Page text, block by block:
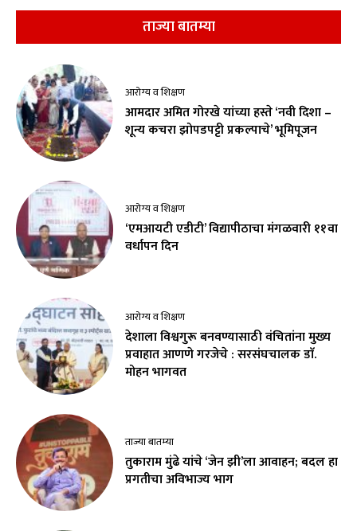
ताज्या बातम्या
आरोग्य व शिक्षण
आमदार अमित गोरखे यांच्या हस्ते ‘नवी दिशा –
शून्य कचरा झोपडपट्टी प्रकल्पाचे’ भूमिपूजन
आरोग्य व शिक्षण
‘एमआयटी एडीटी’ विद्यापीठाचा मंगळवारी ११वा
वर्धापन दिन
आरोग्य व शिक्षण
देशाला विश्वगुरू बनवण्यासाठी वंचितांना मुख्य
प्रवाहात आणणे गरजेचे : सरसंघचालक डाॅ.
मोहन भागवत
ताज्या बातम्या
तुकाराम मुंढे यांचे ‘जेन झी’ला आवाहन; बदल हा
प्रगतीचा अविभाज्य भाग